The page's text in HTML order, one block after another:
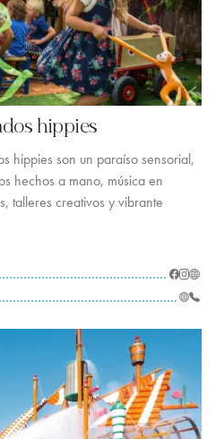
hippies
hippies son un paraíso sensorial,
hechos a mano, música en
talleres creativos y vibrante